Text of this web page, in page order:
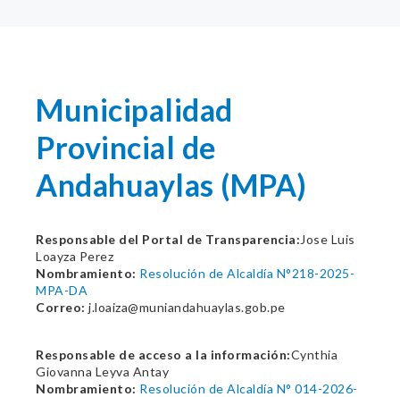
Municipalidad
Provincial de
Andahuaylas (MPA)
Responsable del Portal de Transparencia: Jose Luis
Loayza Perez
Nombramiento: Resolución de Alcaldía N°218-2025-
MPA-DA
Correo: j.loaiza@muniandahuaylas.gob.pe
Responsable de acceso a la información:Cynthia
Giovanna Leyva Antay
Nombramiento: Resolución de Alcaldía N° 014-2026-